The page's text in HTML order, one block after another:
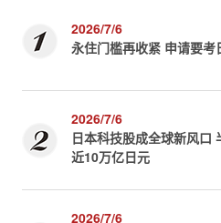
2026/7/6
永住门槛再收紧 申请要考
2026/7/6
日本科技股成全球新风口
近10万亿日元
2026/7/6